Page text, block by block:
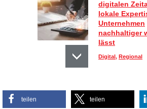
digitalen
lokale
Unternehmen
nachhaltiger
lässt
Digital, Regional
Sportlich,
So
teilen teilen